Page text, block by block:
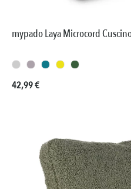
mypado Laya Microcord
Prezzo normale:
42,99 €